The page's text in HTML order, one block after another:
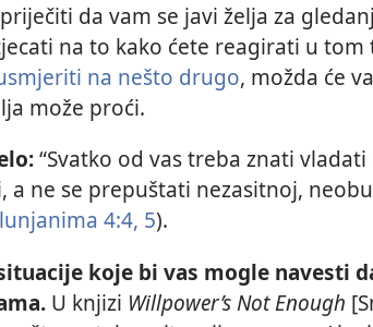
da vam se javi želja za
na to kako ćete reagirati u tom
na nešto drugo, možda će
može proći.
“Svatko od vas treba znati
a ne se prepuštati nezasitnoj,
4:4, 5).
koje bi vas mogle navesti
U knjizi Willpower’s Not Enough